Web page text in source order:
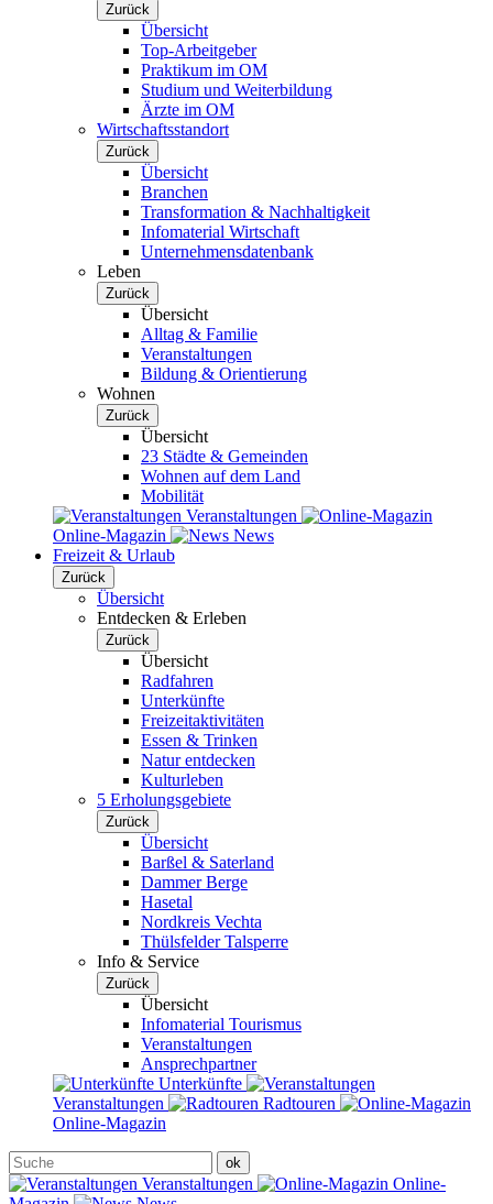
Zurück
Übersicht
Top-Arbeitgeber
Praktikum im OM
Studium und Weiterbildung
Ärzte im OM
Wirtschaftsstandort
Zurück
Übersicht
Branchen
Transformation & Nachhaltigkeit
Infomaterial Wirtschaft
Unternehmensdatenbank
Leben
Zurück
Übersicht
Alltag & Familie
Veranstaltungen
Bildung & Orientierung
Wohnen
Zurück
Übersicht
23 Städte & Gemeinden
Wohnen auf dem Land
Mobilität
Veranstaltungen
Online-Magazin
News
Freizeit & Urlaub
Zurück
Übersicht
Entdecken & Erleben
Zurück
Übersicht
Radfahren
Unterkünfte
Freizeitaktivitäten
Essen & Trinken
Natur entdecken
Kulturleben
5 Erholungsgebiete
Zurück
Übersicht
Barßel & Saterland
Dammer Berge
Hasetal
Nordkreis Vechta
Thülsfelder Talsperre
Info & Service
Zurück
Übersicht
Infomaterial Tourismus
Veranstaltungen
Ansprechpartner
Unterkünfte
Veranstaltungen
Radtouren
Online-Magazin
Veranstaltungen
Online-